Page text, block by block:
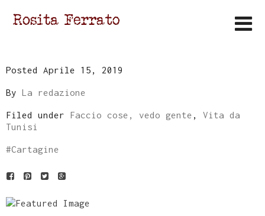
Posted Aprile 15, 2019
By La redazione
Filed under Faccio cose, vedo gente , Vita da
Tunisi
#Cartagine